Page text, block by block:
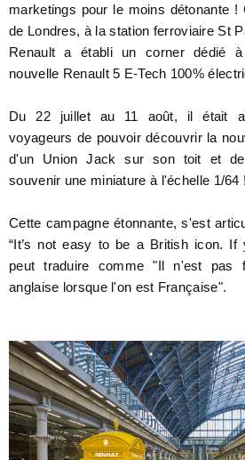
marketings pour le moins détonante
de Londres, à la station ferroviaire St
Renault a établi un corner dédié
nouvelle Renault 5 E-Tech 100%
Du 22 juillet au 11 août, il était
voyageurs de pouvoir découvrir la
d'un Union Jack sur son toit et
souvenir une miniature à l'échelle 1/64 !
Cette campagne étonnante, s'est
“It’s not easy to be a British icon. If
peut traduire comme "Il n'est pas
anglaise lorsque l'on est Française".